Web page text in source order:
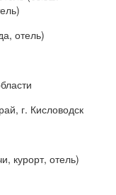
отель)
г. Кисловодск
курорт, отель)